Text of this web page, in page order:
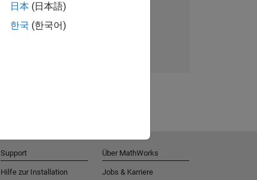
und Unternehmensneuigkeiten.
日本 (日本語)
한국 (한국어)
Support
Hilfe zur Installation
Über MathWorks
Jobs & Karriere